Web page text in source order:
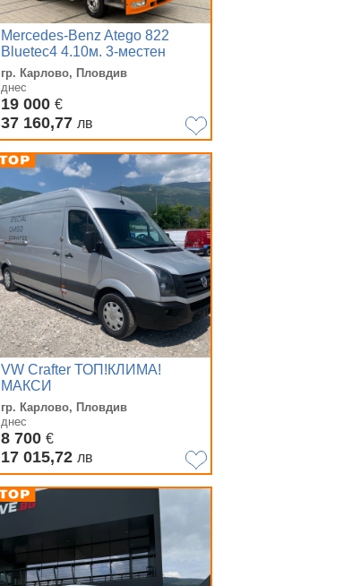
Mercedes-Benz Atego 822
Bluetec4 4.10м. 3-местен
гр. Карлово, Пловдив
днес
19 000 €
37 160,77 лв
VW Crafter ТОП!КЛИМА!
МАКСИ
гр. Карлово, Пловдив
днес
8 700 €
17 015,72 лв